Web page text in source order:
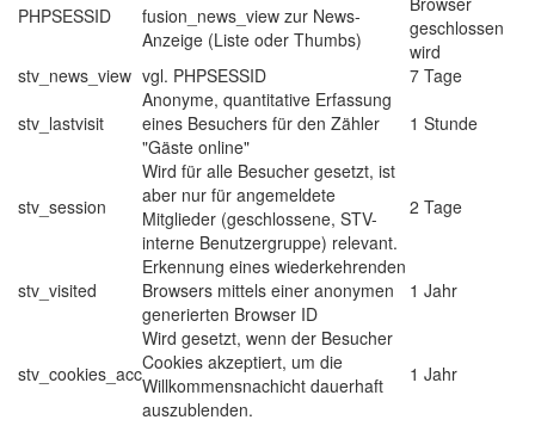
PHPSESSID
fusion_news_view zur News-
Anzeige (Liste oder Thumbs)
geschlossen
wird
stv_news_view vgl. PHPSESSID
7 Tage
stv_lastvisit
Anonyme, quantitative Erfassung
eines Besuchers für den Zähler
"Gäste online"
1 Stunde
stv_session
Wird für alle Besucher gesetzt, ist
aber nur für angemeldete
Mitglieder (geschlossene, STV-
interne Benutzergruppe) relevant.
2 Tage
stv_visited
Erkennung eines wiederkehrenden
Browsers mittels einer anonymen
generierten Browser ID
1 Jahr
stv_cookies_acc
Wird gesetzt, wenn der Besucher
Cookies akzeptiert, um die
Willkommensnachicht dauerhaft
auszublenden.
1 Jahr